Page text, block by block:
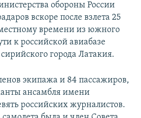
обороны России
вскоре после взлета 25
времени из южного
к российской авиабазе
города Латакия.
экипажа и 84 пассажиров,
ансамбля имени
российских журналистов.